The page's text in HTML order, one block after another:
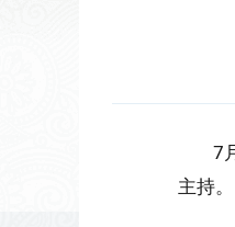
7
主持。